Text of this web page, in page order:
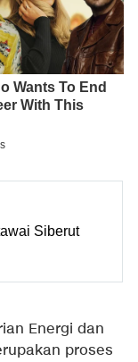
Siberut
Energi dan
proses